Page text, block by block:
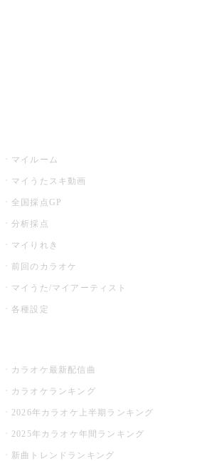
マイルーム
マイうたスキ動画
全国採点GP
分析採点
マイりれき
前回のカラオケ
マイうた/マイアーティスト
各種設定
カラオケ最新配信曲
カラオケランキング
2026年カラオケ上半期ランキング
2025年カラオケ年間ランキング
新曲トレンドランキング